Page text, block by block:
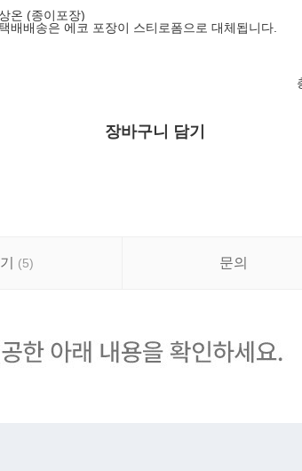
온 (종이포장)
택배배송은 에코 포장이 스티로폼으로 대체됩니다.
장바구니 담기
(5) 문의